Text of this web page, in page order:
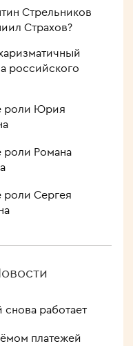
Стрельников
Страхов?
российского
роли Юрия
Романа
Сергея
работает
платежей